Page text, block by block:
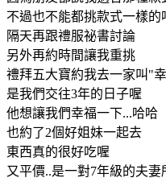
不過也不能都挑款式一樣的
隔天再跟禮服祕書討論
另外再約時間讓我重挑
禮拜五大寶約我去一家叫"
是我們交往3年的日子喔
他想讓我們幸福一下...哈哈
也約了2個好姐妹一起去
東西真的很好吃喔
又平價..是一對7年級的夫妻